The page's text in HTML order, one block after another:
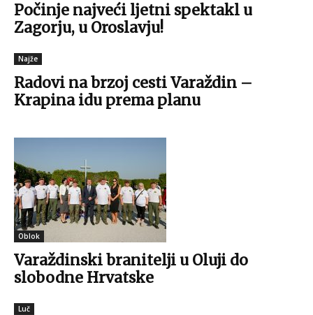
Počinje najveći ljetni spektakl u
Zagorju, u Oroslavju!
Najže
Radovi na brzoj cesti Varaždin –
Krapina idu prema planu
Oblok
Varaždinski branitelji u Oluji do
slobodne Hrvatske
Luč